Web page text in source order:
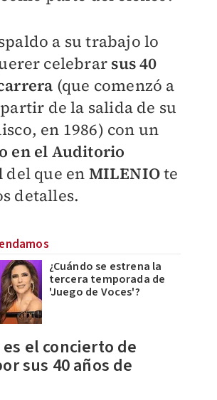
a su trabajo lo
celebrar sus 40
(que comenzó a
de la salida de su
en 1986) con un
en el Auditorio
del que en MILENIOte
detalles.
¿Cuándo se estrena la
tercera temporada de
'Juego de Voces'?
es el concierto de
sus 40 años de